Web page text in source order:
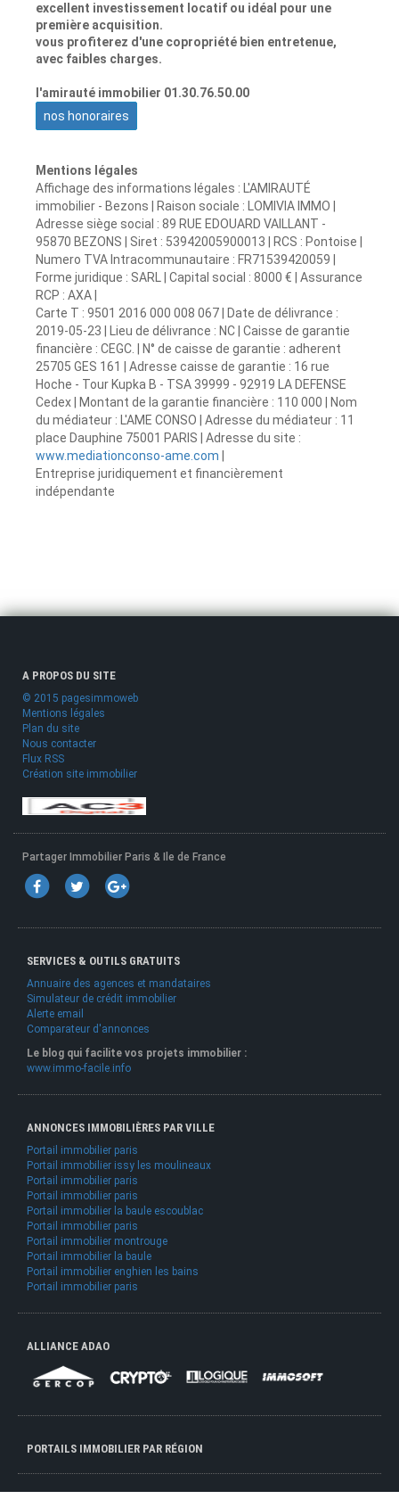
excellent investissement locatif ou idéal pour une
première acquisition.
vous profiterez d'une copropriété bien entretenue,
avec faibles charges.
l'amirauté immobilier 01.30.76.50.00
nos honoraires
Mentions légales
Affichage des informations légales : L'AMIRAUTÉ
immobilier - Bezons | Raison sociale : LOMIVIA IMMO |
Adresse siège social : 89 RUE EDOUARD VAILLANT -
95870 BEZONS | Siret : 53942005900013 | RCS : Pontoise |
Numero TVA Intracommunautaire : FR71539420059 |
Forme juridique : SARL | Capital social : 8000 € | Assurance
RCP : AXA |
Carte T : 9501 2016 000 008 067 | Date de délivrance :
2019-05-23 | Lieu de délivrance : NC | Caisse de garantie
financière : CEGC. | N° de caisse de garantie : adherent
25705 GES 161 | Adresse caisse de garantie : 16 rue
Hoche - Tour Kupka B - TSA 39999 - 92919 LA DEFENSE
Cedex | Montant de la garantie financière : 110 000 | Nom
du médiateur : L'AME CONSO | Adresse du médiateur : 11
place Dauphine 75001 PARIS | Adresse du site :
www.mediationconso-ame.com
Entreprise juridiquement et financièrement
indépendante
A PROPOS DU SITE
© 2015 pagesimmoweb
Mentions légales
Plan du site
Nous contacter
Flux RSS
Création site immobilier
Partager Immobilier Paris & Ile de France
SERVICES & OUTILS GRATUITS
Annuaire des agences et mandataires
Simulateur de crédit immobilier
Alerte email
Comparateur d'annonces
Le blog qui facilite vos projets immobilier :
www.immo-facile.info
ANNONCES IMMOBILIÈRES PAR VILLE
Portail immobilier paris
Portail immobilier issy les moulineaux
Portail immobilier paris
Portail immobilier paris
Portail immobilier la baule escoublac
Portail immobilier paris
Portail immobilier montrouge
Portail immobilier la baule
Portail immobilier enghien les bains
Portail immobilier paris
ALLIANCE ADAO
PORTAILS IMMOBILIER PAR RÉGION